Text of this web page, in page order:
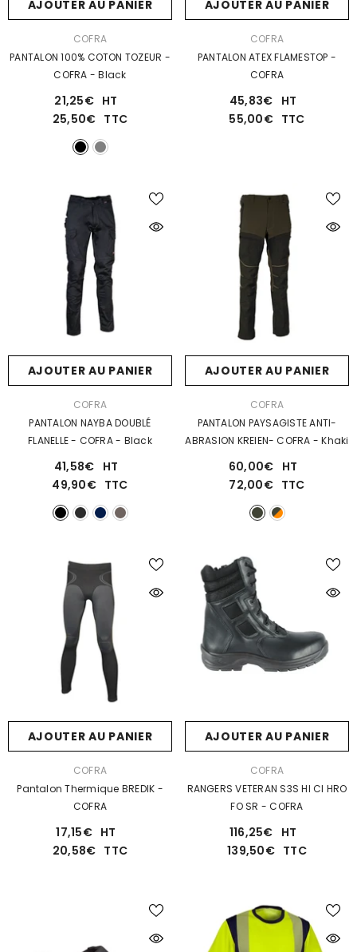
AJOUTER AU PANIER
DISTRIBUTEUR :COFRA
PANTALON 100% COTON TOZEUR -
COFRA - Black
21,25€ HT
25,50€ TTC
AJOUTER AU PANIER
DISTRIBUTEUR :COFRA
PANTALON ATEX FLAMESTOP -
COFRA
45,83€ HT
55,00€ TTC
AJOUTER AU PANIER
DISTRIBUTEUR :COFRA
PANTALON NAYBA DOUBLÉ
FLANELLE - COFRA- Black
41,58€ HT
49,90€ TTC
AJOUTER AU PANIER
DISTRIBUTEUR :COFRA
PANTALON PAYSAGISTE ANTI-
ABRASION KREIEN- COFRA - Khaki
60,00€ HT
72,00€ TTC
AJOUTER AU PANIER
DISTRIBUTEUR :COFRA
Pantalon Thermique BREDIK -
COFRA
17,15€ HT
20,58€ TTC
AJOUTER AU PANIER
DISTRIBUTEUR :COFRA
RANGERS VETERAN S3S HI CI HRO
FO SR - COFRA
116,25€ HT
139,50€ TTC